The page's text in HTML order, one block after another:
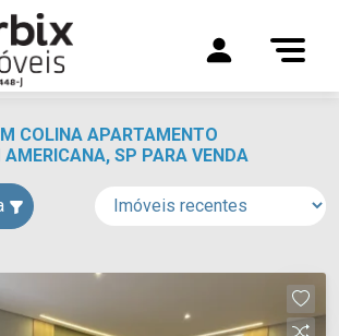
COLINA APARTAMENTO
AMERICANA, SP PARA VENDA